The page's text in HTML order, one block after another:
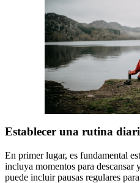
Establecer una rutina
En primer lugar, es fundamental
incluya momentos para descansar
puede incluir pausas regulares